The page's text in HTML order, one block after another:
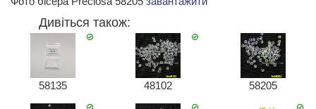
Дивіться також:
58135 48102 58205